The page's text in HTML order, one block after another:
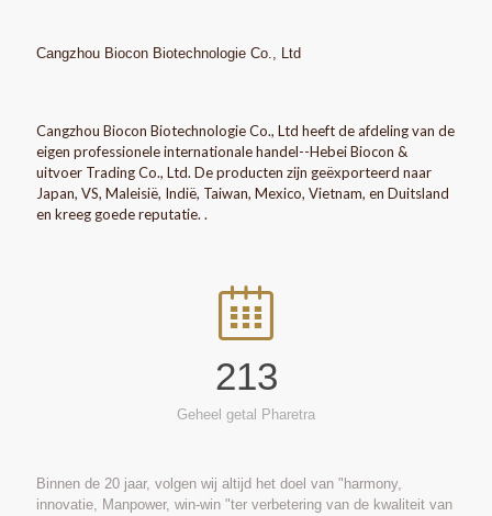
Cangzhou Biocon Biotechnologie Co., Ltd
Cangzhou Biocon Biotechnologie Co., Ltd heeft de afdeling van de
eigen professionele internationale handel--Hebei Biocon &
uitvoer Trading Co., Ltd. De producten zijn geëxporteerd naar
Japan, VS, Maleisië, Indië, Taiwan, Mexico, Vietnam, en Duitsland
en kreeg goede reputatie. .
213
Geheel getal Pharetra
Binnen de 20 jaar, volgen wij altijd het doel van "harmony,
innovatie, Manpower, win-win "ter verbetering van de kwaliteit van